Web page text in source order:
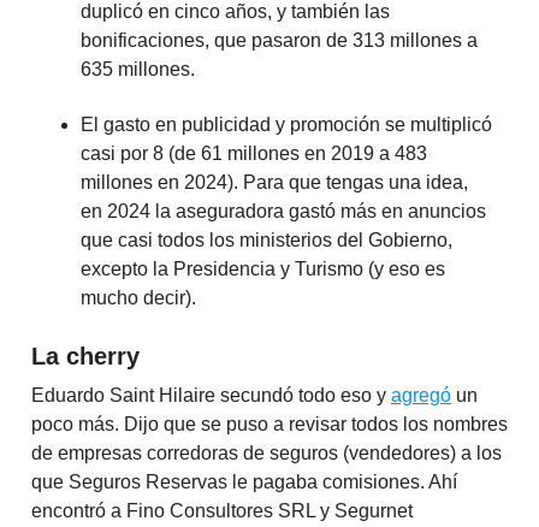
duplicó en cinco años, y también las
bonificaciones, que pasaron de 313 millones a
635 millones.
El gasto en publicidad y promoción se multiplicó
casi por 8 (de 61 millones en 2019 a 483
millones en 2024). Para que tengas una idea,
en 2024 la aseguradora gastó más en anuncios
que casi todos los ministerios del Gobierno,
excepto la Presidencia y Turismo (y eso es
mucho decir).
La cherry
Eduardo Saint Hilaire secundó todo eso y agregó un
poco más. Dijo que se puso a revisar todos los nombres
de empresas corredoras de seguros (vendedores) a los
que Seguros Reservas le pagaba comisiones. Ahí
encontró a Fino Consultores SRL y Segurnet